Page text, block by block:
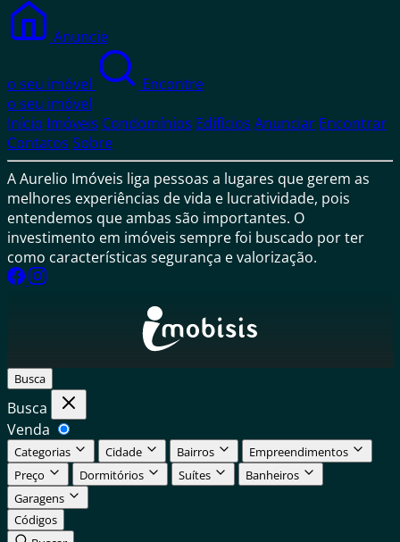
Anuncie
o seu imóvel
Encontre
o seu imóvel
Início Imóveis Condomínios Edifícios Anunciar Encontrar
Contatos Sobre
A Aurelio Imóveis liga pessoas a lugares que gerem as
melhores experiências de vida e lucratividade, pois
entendemos que ambas são importantes. O
investimento em imóveis sempre foi buscado por ter
como características segurança e valorização.
Busca
Busca
Venda
Categorias Cidade Bairros
Empreendimentos
Preço
Dormitórios Suítes
Banheiros
Garagens
Códigos